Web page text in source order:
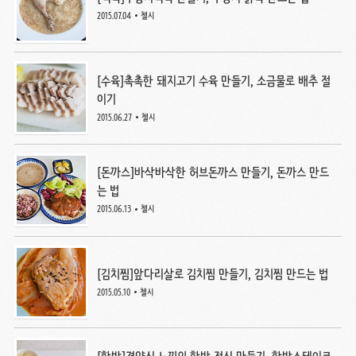
2015.07.04 첼시
[수육]촉촉한 돼지고기 수육 만들기, 소금물로 배추 절
이기
2015.06.27 첼시
[돈까스]바삭바삭한 허브돈까스 만들기, 돈까스 만드
는 법
2015.06.13 첼시
[김치찜]앞다리살로 김치찜 만들기, 김치찜 만드는 법
2015.05.10 첼시